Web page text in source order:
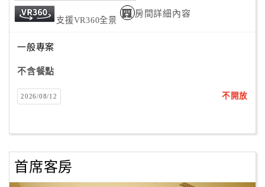
支援VR360全景
房間詳細內容
一般專案
不含餐點
2026/08/12 不開放
首席客房